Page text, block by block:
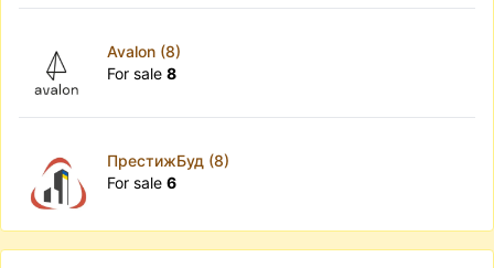
Avalon (8)
For sale 8
ПрестижБуд (8)
For sale 6